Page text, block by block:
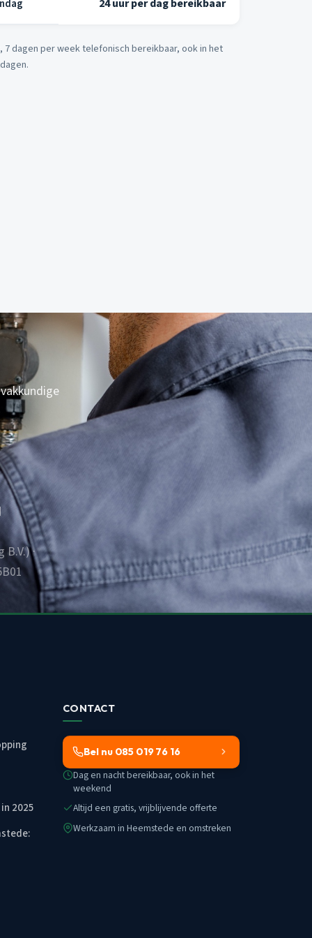
24 uur per dag bereikbaar
7 dagen per week telefonisch bereikbaar, ook in het
·
2025
CONTACT
Bel nu 085 019 76 16
Dag en nacht bereikbaar, ook in het
weekend
Altijd een gratis, vrijblijvende offerte
Werkzaam in Heemstede en omstreken